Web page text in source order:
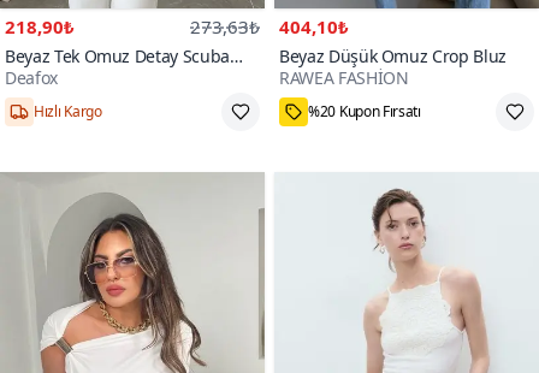
218,90₺ 273,63₺
Beyaz Tek Omuz Detay Scuba
Krep Kumaş Bluz
Deafox
Hızlı Kargo
404,10₺
Beyaz Düşük Omuz Crop Bluz
RAWEA FASHİON
%20 Kupon Fırsatı